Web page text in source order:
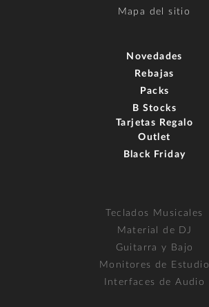
Mapa del sitio
Novedades
Rebajas
Packs
B Stocks
Tarjetas Regalo
Outlet
Black Friday
Teclados Musicales
Material de DJ
Guitarra y Bajo
Monitores de Estudio
Interfaces de Audio